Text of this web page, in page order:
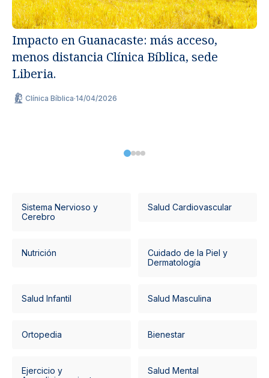
Impacto en Guanacaste: más acceso,
menos distancia Clínica Bíblica, sede
Liberia.
Clínica Bíblica·14/04/2026
Sistema Nervioso y
Cerebro
Salud Cardiovascular
Nutrición
Cuidado de la Piel y
Dermatología
Salud Infantil Salud Masculina
Ortopedia Bienestar
Ejercicio y
Salud Mental